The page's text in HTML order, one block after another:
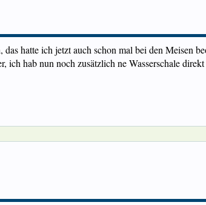
hatte ich jetzt auch schon mal bei den Meisen
hab nun noch zusätzlich ne Wasserschale